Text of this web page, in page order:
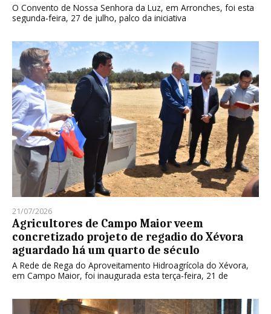
O Convento de Nossa Senhora da Luz, em Arronches, foi esta
segunda-feira, 27 de julho, palco da iniciativa
21/07/2026
Agricultores de Campo Maior veem
concretizado projeto de regadio do Xévora
aguardado há um quarto de século
A Rede de Rega do Aproveitamento Hidroagrícola do Xévora,
em Campo Maior, foi inaugurada esta terça-feira, 21 de